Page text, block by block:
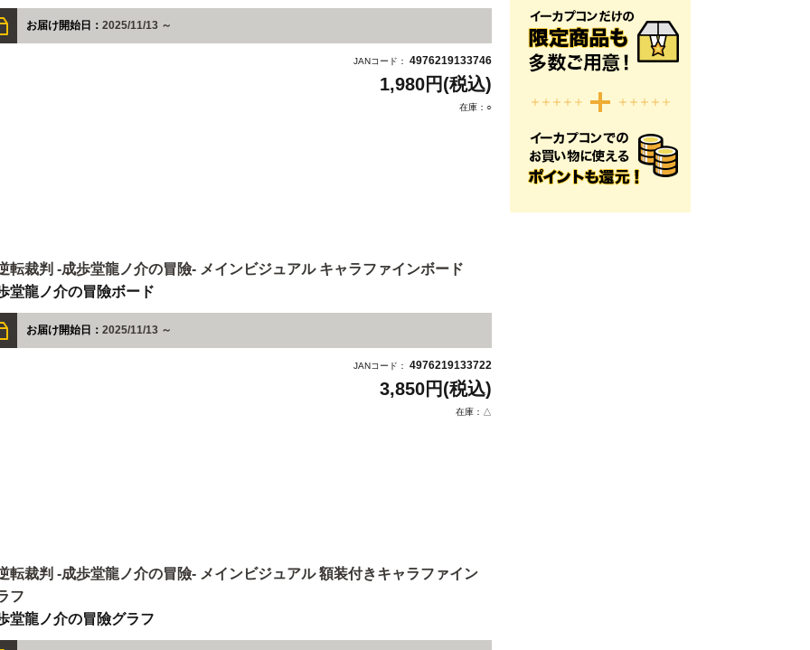
お届け開始日： 2025/11/13 ～
JANコード： 4976219133746
1,980円(税込)
在庫：○
転裁判 -成歩堂龍ノ介の冒險- メインビジュアル キャラファインボード
堂龍ノ介の冒險ボード
お届け開始日： 2025/11/13 ～
JANコード： 4976219133722
3,850円(税込)
在庫：△
転裁判 -成歩堂龍ノ介の冒險- メインビジュアル 額装付きキャラファイン
フ
堂龍ノ介の冒險グラフ